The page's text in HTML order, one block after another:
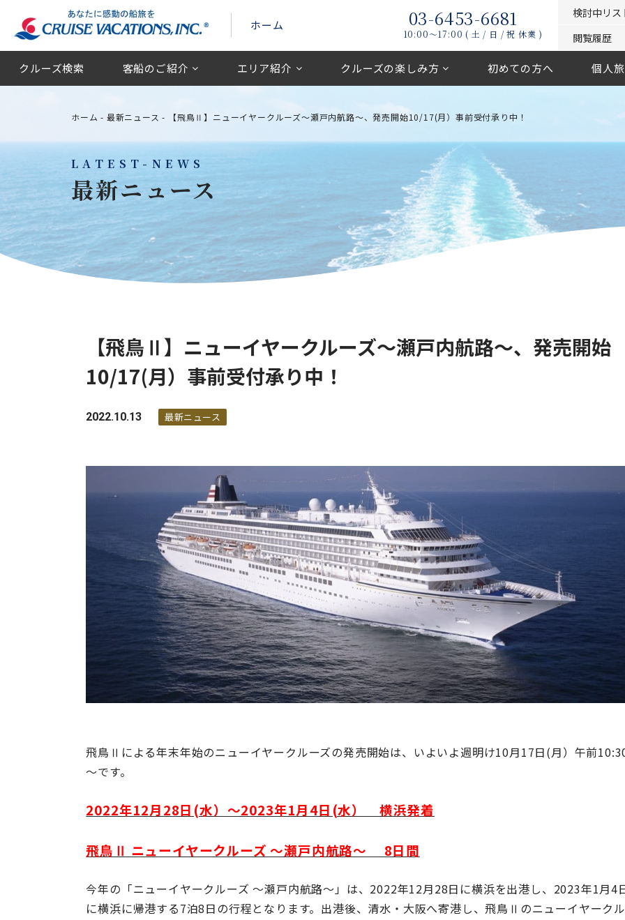
ホーム 03-6453-6681
10:00〜17:00 ( 土 / 日 / 祝 休業 )
検討中リス
閲覧履歴
クルーズ検索 客船のご紹介 エリア紹介 クルーズの楽しみ方 初めての方へ 個人
LATEST-NEWS
最新ニュース
ホーム - 最新ニュース - 【飛鳥Ⅱ】ニューイヤークルーズ～瀬戸内航路～、発売開始10/17(月）事前受付承り中！
【飛鳥Ⅱ】ニューイヤークルーズ～瀬戸内航路～、発売開始
10/17(月）事前受付承り中！
2022.10.13 最新ニュース
飛鳥Ⅱによる年末年始のニューイヤークルーズの発売開始は、いよいよ週明け10月17日(月）午前
～です。
2022年12月28日(水）～2023年1月4日(水） 横浜発着
飛鳥Ⅱ ニューイヤークルーズ ～瀬戸内航路～ 8日間
今年の「ニューイヤークルーズ ～瀬戸内航路～」は、2022年12月28日に横浜を出港し、2023年1月4
に横浜に帰港する7泊8日の行程となります。出港後、清水・大阪へ寄港し、飛鳥Ⅱのニューイヤークル